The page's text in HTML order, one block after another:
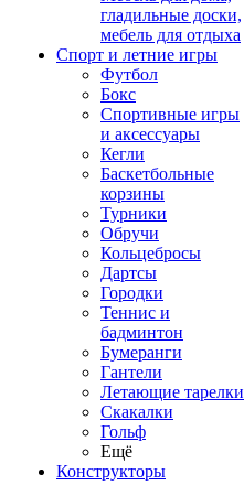
гладильные доски,
мебель для отдыха
Спорт и летние игры
Футбол
Бокс
Спортивные игры
и аксессуары
Кегли
Баскетбольные
корзины
Турники
Обручи
Кольцебросы
Дартсы
Городки
Теннис и
бадминтон
Бумеранги
Гантели
Летающие тарелки
Скакалки
Гольф
Ещё
Конструкторы